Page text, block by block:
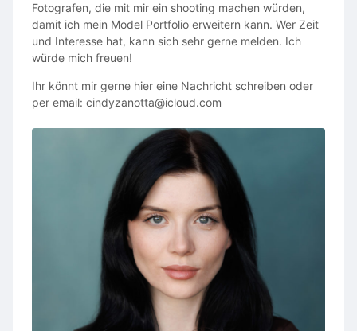
Bitte bewirb dich über dieses Formular:
https://forms.headstart-collective.ch/actor-application
E-Mail bei Fragen:
Fotografen, die mit mir ein shooting machen würden,
damit ich mein Model Portfolio erweitern kann. Wer Zeit
und Interesse hat, kann sich sehr gerne melden. Ich
würde mich freuen!
Ihr könnt mir gerne hier eine Nachricht schreiben oder
per email: cindyzanotta@icloud.com